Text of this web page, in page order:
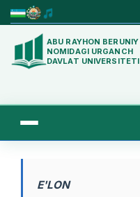
ABU RAYHON BERUNIY
NOMIDAGI URGANCH
DAVLAT UNIVERSITETI
E'LON